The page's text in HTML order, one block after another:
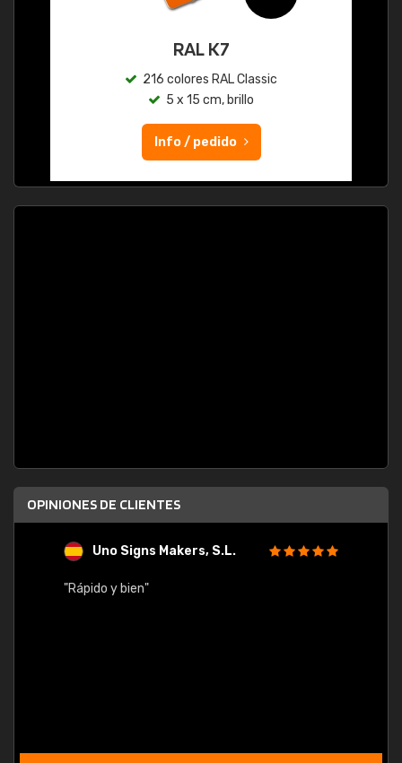
RAL K7
216 colores RAL Classic
5 x 15 cm, brillo
Info / pedido
OPINIONES DE CLIENTES
Uno Signs Makers, S.L.
"Rápido y bien"